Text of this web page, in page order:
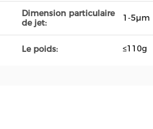
Dimension particulaire
de jet:
1-5μm
Le poids: ≤110g